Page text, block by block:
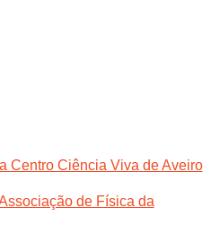
Centro Ciência Viva de Aveiro
de Física da